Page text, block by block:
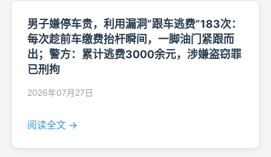
男子嫌停车贵，利用漏洞“跟车逃费”183次：
每次趁前车缴费抬杆瞬间，一脚油门紧跟而
出；警方：累计逃费3000余元，涉嫌盗窃罪
已刑拘
2026年07月27日
阅读全文 →